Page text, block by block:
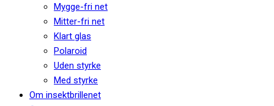
Mygge-fri net
Mitter-fri net
Klart glas
Polaroid
Uden styrke
Med styrke
Om insektbrillenet